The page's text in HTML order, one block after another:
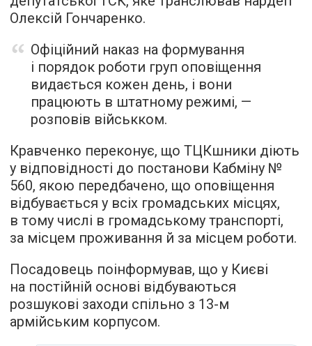
Олексій Гончаренко.
Офіційний наказ на формування
і порядок роботи груп оповіщення
видається кожен день, і вони
працюють в штатному режимі, —
розповів військком.
Кравченко переконує, що ТЦКшники діють
у відповідності до постанови Кабміну №
560, якою передбачено, що оповіщення
відбувається у всіх громадських місцях,
в тому числі в громадському транспорті,
за місцем проживання й за місцем роботи.
Посадовець поінформував, що у Києві
на постійній основі відбуваються
розшукові заходи спільно з 13-м
армійським корпусом.